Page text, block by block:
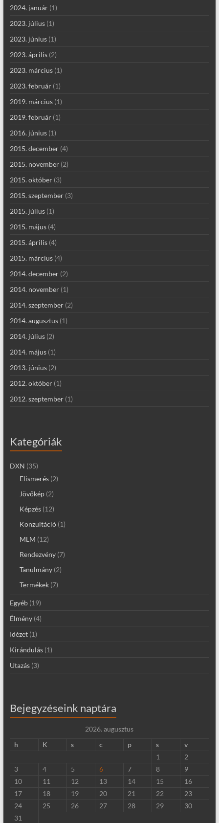
2024. január(1)
2023. július(1)
2023. június(1)
2023. április(2)
2023. március(1)
2023. február(1)
2019. március(1)
2019. február(1)
2016. június(1)
2015. december(4)
2015. november(2)
2015. október(3)
2015. szeptember(3)
2015. július(1)
2015. május(4)
2015. április(4)
2015. március(4)
2014. december(2)
2014. november(1)
2014. szeptember(2)
2014. augusztus(1)
2014. július(2)
2014. május(1)
2013. június(2)
2012. október(1)
2012. szeptember(1)
Kategóriák
DXN (35)
Elismerés(2)
Jövőkép(2)
Képzés(12)
Konzultáció(1)
MLM (12)
Rendezvény(7)
Tanulmány(2)
Termékek(7)
Egyéb(19)
Élmény(4)
Idézet(1)
Kirándulás(1)
Utazás(3)
Bejegyzéseink naptára
2026. augusztus
h
K s c p s
v
1
2
3
4 5 6 7 8
9
10
11 12 13 14 15
16
17
18 19 20 21 22
23
24
25 26 27 28 29
30
31